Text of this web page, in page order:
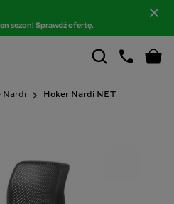
sezon! Sprawdź ofertę.
Nardi Hoker Nardi NET